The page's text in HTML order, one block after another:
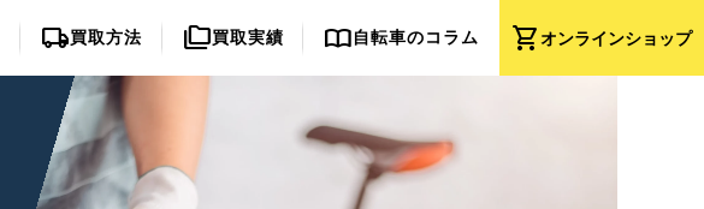
shopping_cartオンラインショップ
local_shipping買取方法 folder_copy買取実績 import_contacts自転車のコラム